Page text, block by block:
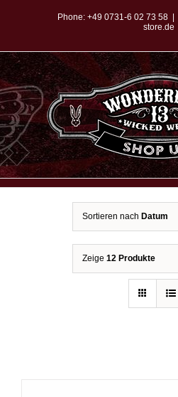
springen
Phone: +49 0731-6 02 73 58
store.de
Sortieren nach Datum
Zeige 12 Produkte